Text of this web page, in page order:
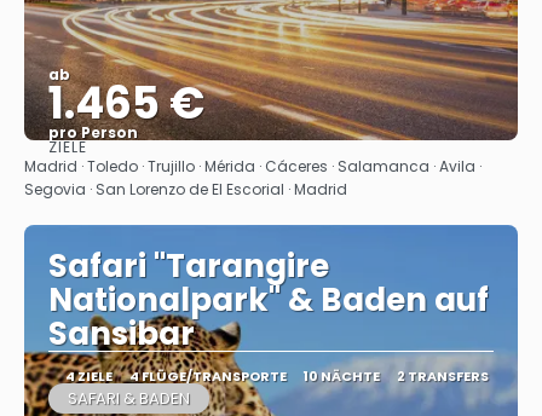
ab
1.465 €
pro Person
Sehen
ZIELE
Madrid · Toledo · Trujillo · Mérida · Cáceres‎ · Salamanca · Avila ·
Segovia · San Lorenzo de El Escorial · Madrid
Safari "Tarangire
Nationalpark" & Baden auf
Sansibar
4 ZIELE 4 FLÜGE/TRANSPORTE 10 NÄCHTE 2 TRANSFERS
SAFARI & BADEN